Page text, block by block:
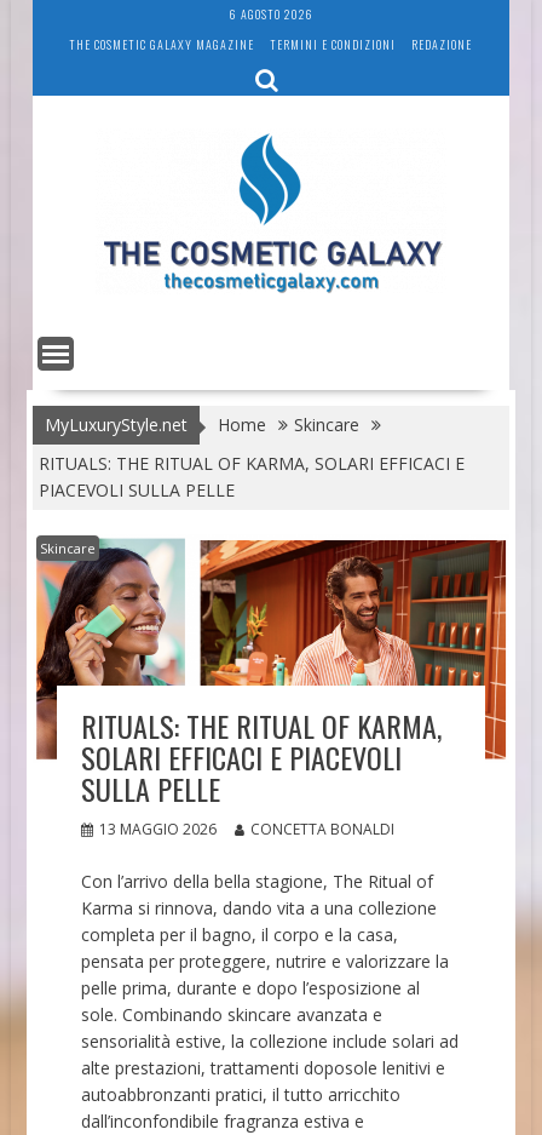
6 AGOSTO 2026
THE COSMETIC GALAXY MAGAZINE
TERMINI E CONDIZIONI REDAZIONE
MyLuxuryStyle.net Home
Skincare
RITUALS: THE RITUAL OF KARMA, SOLARI EFFICACI E
PIACEVOLI SULLA PELLE
Skincare
RITUALS: THE RITUAL OF KARMA,
SOLARI EFFICACI E PIACEVOLI
SULLA PELLE
13 MAGGIO 2026 CONCETTA BONALDI
Con l’arrivo della bella stagione, The Ritual of
Karma si rinnova, dando vita a una collezione
completa per il bagno, il corpo e la casa,
pensata per proteggere, nutrire e valorizzare la
pelle prima, durante e dopo l’esposizione al
sole. Combinando skincare avanzata e
sensorialità estive, la collezione include solari ad
alte prestazioni, trattamenti doposole lenitivi e
autoabbronzanti pratici, il tutto arricchito
dall’inconfondibile fragranza estiva e